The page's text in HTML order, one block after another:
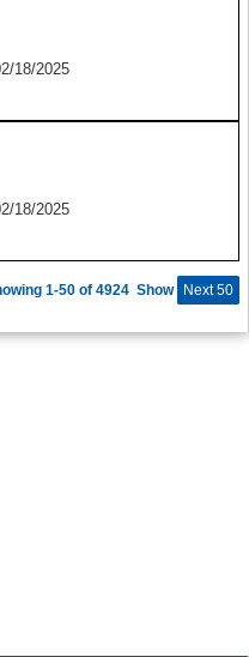
18/2025
18/2025
Show Next 50
1-50 of 4924